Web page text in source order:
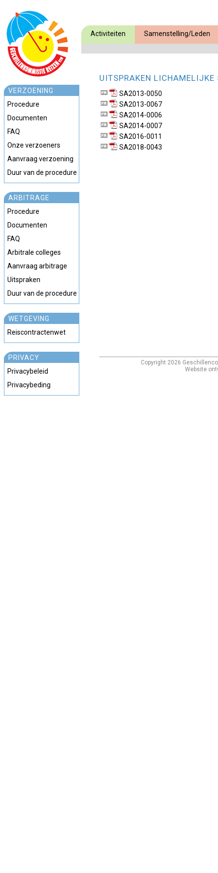
VERZOENING
Procedure
Documenten
FAQ
Onze verzoeners
Aanvraag verzoening
Duur van de procedure
ARBITRAGE
Procedure
Documenten
FAQ
Arbitrale colleges
Aanvraag arbitrage
Uitspraken
Duur van de procedure
WETGEVING
Reiscontractenwet
PRIVACY
Privacybeleid
Privacybeding
Activiteiten Samenstelling/Leden
UITSPRAKEN
SA2013-0050
SA2013-0067
SA2014-0006
SA2014-0007
SA2016-0011
SA2018-0043
Copyright 2026
Website